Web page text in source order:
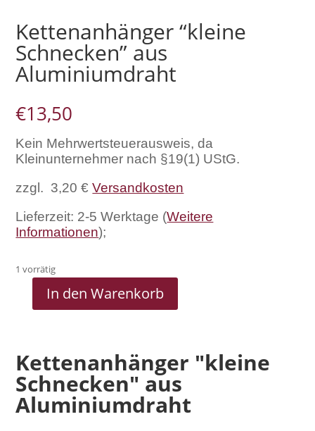
Kettenanhänger “kleine
Schnecken” aus
Aluminiumdraht
€13,50
Kein Mehrwertsteuerausweis, da
Kleinunternehmer nach §19(1) UStG.
zzgl. 3,20 €Versandkosten
Lieferzeit: 2-5 Werktage (Weitere
Informationen);
1 vorrätig
Kettenanhänger
Aluminiumdraht
Menge
In den Warenkorb
Kettenanhänger "kleine
Schnecken" aus
Aluminiumdraht